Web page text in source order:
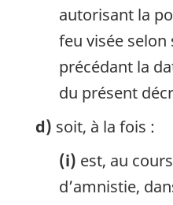
autorisant la
feu visée
précédant la
du présent
d) soit, à la fois :
(i) est, au
d’amnistie,